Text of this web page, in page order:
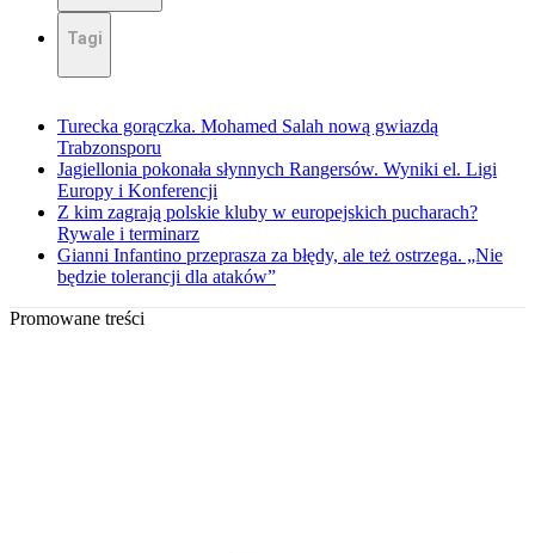
Tagi
Turecka gorączka. Mohamed Salah nową gwiazdą
Trabzonsporu
Jagiellonia pokonała słynnych Rangersów. Wyniki el. Ligi
Europy i Konferencji
Z kim zagrają polskie kluby w europejskich pucharach?
Rywale i terminarz
Gianni Infantino przeprasza za błędy, ale też ostrzega. „Nie
będzie tolerancji dla ataków”
Promowane treści